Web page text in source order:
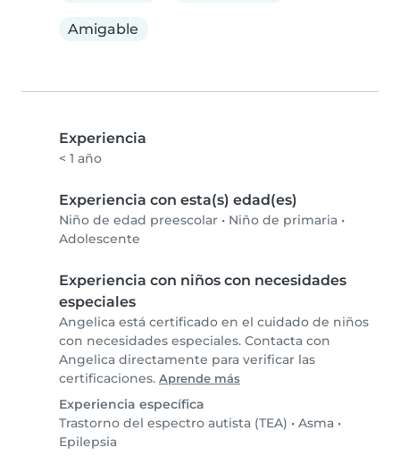
Amigable
Experiencia
< 1 año
Experiencia con esta(s) edad(es)
Niño de edad preescolar • Niño de primaria •
Adolescente
Experiencia con niños con necesidades
especiales
Angelica está certificado en el cuidado de niños
con necesidades especiales. Contacta con
Angelica directamente para verificar las
certificaciones. Aprende más
Experiencia específica
Trastorno del espectro autista (TEA) • Asma •
Epilepsia